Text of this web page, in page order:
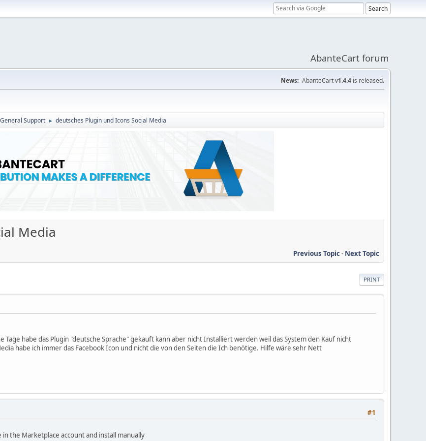
AbanteCart forum
News: AbanteCart v1.4.4 is released.
General Support ► deutsches Plugin und Icons Social Media
Media
Previous Topic- Next Topic
PRINT
Tage habe das Plugin "deutsche Sprache" gekauft kann aber nicht Installiert werden weil das System den Kauf nicht
habe ich immer das Facebook Icon und nicht die von den Seiten die Ich benötige. Hilfe wäre sehr Nett
#1
the Marketplace account and install manually